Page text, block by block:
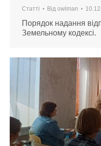
Статті Від owlman
Порядок надання
Земельному кодексі.